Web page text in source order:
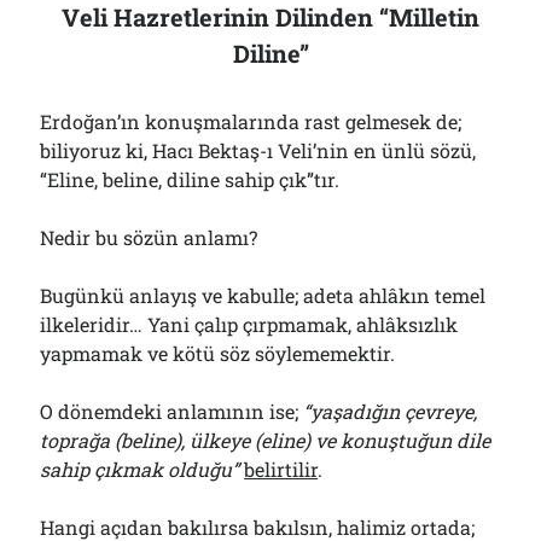
Veli Hazretlerinin Dilinden “Milletin
Diline”
Erdoğan’ın konuşmalarında rast gelmesek de;
biliyoruz ki, Hacı Bektaş-ı Veli’nin en ünlü sözü,
“Eline, beline, diline sahip çık”tır.
Nedir bu sözün anlamı?
Bugünkü anlayış ve kabulle; adeta ahlâkın temel
ilkeleridir… Yani çalıp çırpmamak, ahlâksızlık
yapmamak ve kötü söz söylememektir.
O dönemdeki anlamının ise; “yaşadığın çevreye,
toprağa (beline), ülkeye (eline) ve konuştuğun dile
sahip çıkmak olduğu”belirtilir.
Hangi açıdan bakılırsa bakılsın, halimiz ortada;